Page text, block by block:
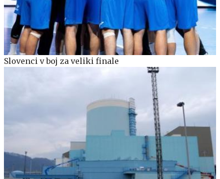
Slovenci v boj za veliki finale